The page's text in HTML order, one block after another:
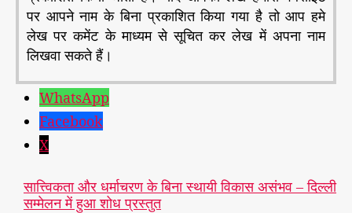
पर आपने नाम के बिना प्रकाशित किया गया है तो आप हमे
लेख पर कमेंट के माध्यम से सूचित कर लेख में अपना नाम
लिखवा सकते हैं।
WhatsApp
Facebook
X
सात्त्विकता और धर्माचरण के बिना स्थायी विकास असंभव – दिल्ली
सम्मेलन में हुआ शोध प्रस्तुत